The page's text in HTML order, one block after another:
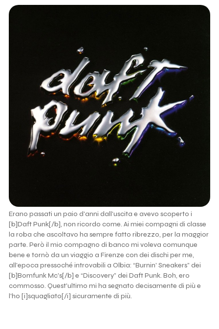
Erano passati un paio d'anni dall'uscita e avevo scoperto i
[b]Daft Punk[/b], non ricordo come. Ai miei compagni di classe
la roba che ascoltavo ha sempre fatto ribrezzo, per la maggior
parte. Però il mio compagno di banco mi voleva comunque
bene e tornò da un viaggio a Firenze con dei dischi per me,
all'epoca pressoché introvabili a Olbia: “Burnin' Sneakers” dei
[b]Bomfunk Mc's[/b] e “Discovery” dei Daft Punk. Boh, ero
commosso. Quest'ultimo mi ha segnato decisamente di più e
l'ho [i]squagliato[/i] sicuramente di più.